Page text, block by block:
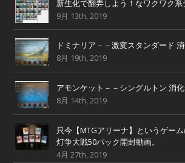
新生化で翻弄しよう！なワクワク系
9月 13th, 2019
ドミナリア－－激変スタンダード
8月 19th, 2019
アモンケット－－シングルトン 消
8月 14th, 2019
只今【MTGアリーナ】というゲーム
灯争大戦50パック開封動画。
4月 27th, 2019